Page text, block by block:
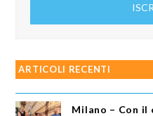
ARTICOLI RECENTI
Milano – Con il